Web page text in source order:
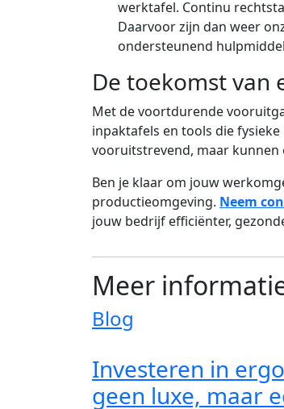
werktafel. Continu
Daarvoor zijn dan weer
ondersteunend
De toekomst van
Met de voortdurende
inpaktafels en tools die
vooruitstrevend, maar kunnen
Ben je klaar om jouw
productieomgeving. Neem
jouw bedrijf efficiënter,
Meer
Blog
Investeren in
geen luxe, maar